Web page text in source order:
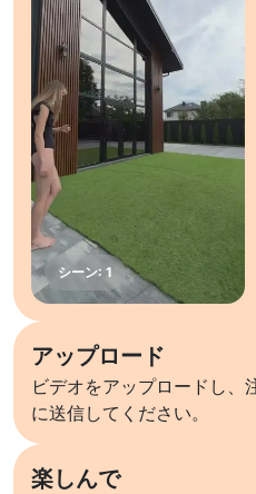
アップロード
ビデオをアップロードし、
に送信してください。
楽しんで